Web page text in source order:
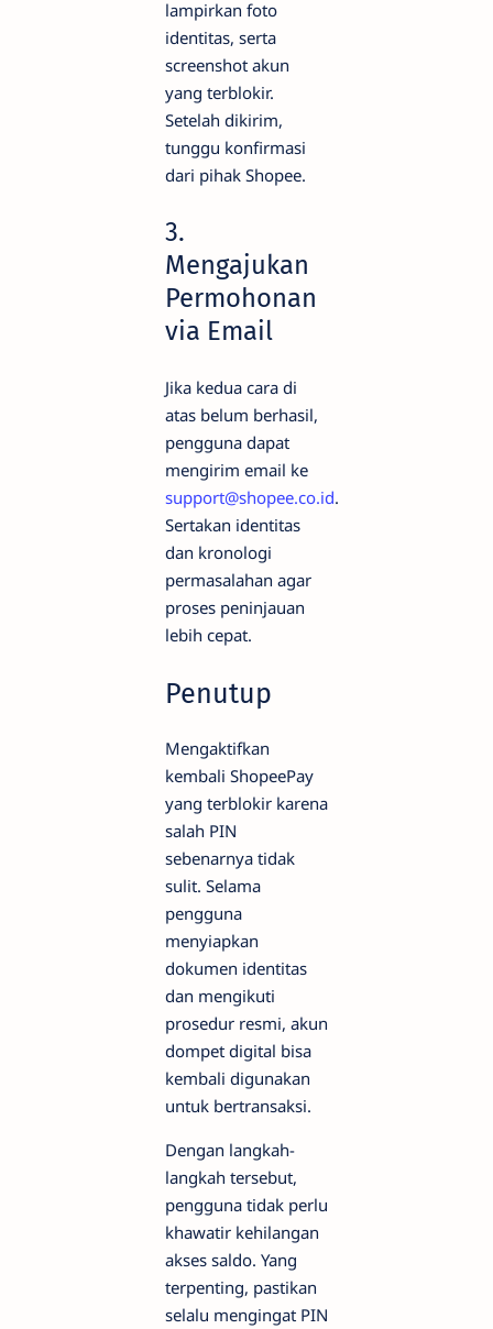
lampirkan foto
identitas, serta
screenshot akun
yang terblokir.
Setelah dikirim,
tunggu konfirmasi
dari pihak Shopee.
3.
Mengajukan
Permohonan
via Email
Jika kedua cara di
atas belum berhasil,
pengguna dapat
mengirim email ke
support@shopee.co.id.
Sertakan identitas
dan kronologi
permasalahan agar
proses peninjauan
lebih cepat.
Penutup
Mengaktifkan
kembali ShopeePay
yang terblokir karena
salah PIN
sebenarnya tidak
sulit. Selama
pengguna
menyiapkan
dokumen identitas
dan mengikuti
prosedur resmi, akun
dompet digital bisa
kembali digunakan
untuk bertransaksi.
Dengan langkah-
langkah tersebut,
pengguna tidak perlu
khawatir kehilangan
akses saldo. Yang
terpenting, pastikan
selalu mengingat PIN